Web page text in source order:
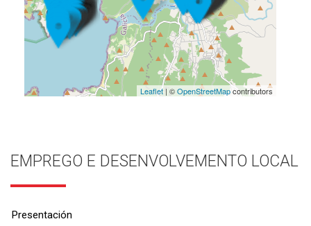
Leaflet| ©OpenStreetMapcontributors
EMPREGO E DESENVOLVEMENTO LOCAL
Presentación